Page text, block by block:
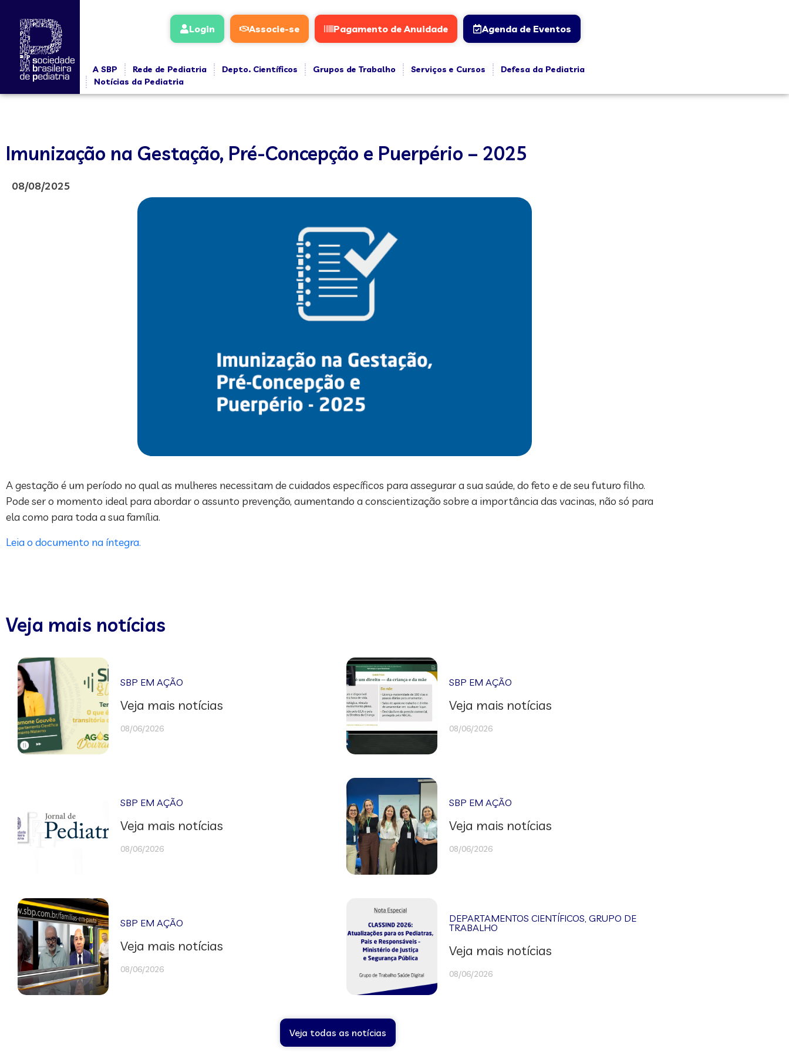
Login Associe-se Pagamento de Anuidade Agenda de Eventos
A SBP Rede de Pediatria Depto. Científicos Grupos de Trabalho Serviços e Cursos
Defesa da Pediatria
Notícias da Pediatria
Imunização na Gestação, Pré-Concepção e Puerpério – 2025
08/08/2025
A gestação é um período no qual as mulheres necessitam de cuidados específicos para assegurar a sua saúde, do feto e de seu futuro filho.
Pode ser o momento ideal para abordar o assunto prevenção, aumentando a conscientização sobre a importância das vacinas, não só para
ela como para toda a sua família.
Leia o documento na íntegra.
Veja mais notícias
SBP EM AÇÃO
Veja mais notícias
08/06/2026
SBP EM AÇÃO
Veja mais notícias
08/06/2026
SBP EM AÇÃO
Veja mais notícias
08/06/2026
SBP EM AÇÃO
Veja mais notícias
08/06/2026
SBP EM AÇÃO
Veja mais notícias
08/06/2026
DEPARTAMENTOS CIENTÍFICOS,GRUPO DE
TRABALHO
Veja mais notícias
08/06/2026
Veja todas as notícias